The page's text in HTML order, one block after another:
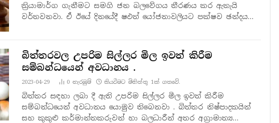
ක්‍රියාමාර්ග ගැනීමට සමගි ජන බලවේගය තීරණය කර ඇතැයි
වර්තවනවා. ඒ ඊයේ දිනයේදී ෂඵත්‍ යෝජනාවලියට පක්ෂව ඡන්දය
බිත්තරවල උපරිම සිල්ලර මිල ඉවත් කිරීම
සම්බන්ධයෙන් අවධානය .
2023-04-29 0නැරඹු​ම් කියවීමට මිනිත්තු 1ක් ගතවේ.
බිත්තර සඳහා ලබා දී ඇති උපරිම සිල්ලර මිල ඉවත් කිරීම
සම්බන්ධයෙන් අවධානය යොමුව තිබෙනවා . බිත්තර නිෂ්පාදකයින්
සහ කුකුළු කර්මාන්තකරුවන් හා බලධාරීන් අතර අග්‍රාමාත්‍ය